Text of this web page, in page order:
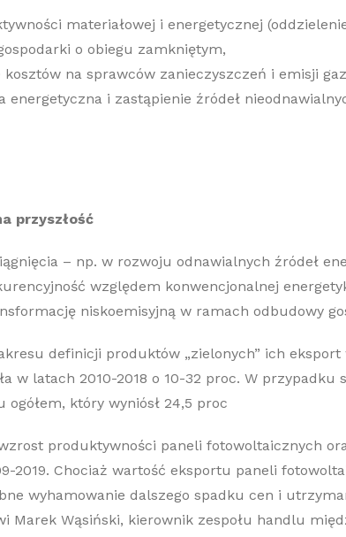
materiałowej i energetycznej
o obiegu zamkniętym,
kosztów na sprawców zanieczyszczeń i emisji
energetyczna i zastąpienie źródeł
przyszłość
– np. w rozwoju odnawialnych źródeł
względem konwencjonalnej
niskoemisyjną w ramach odbudowy
definicji produktów „zielonych” ich
w latach 2010-2018 o 10-32 proc. W
ogółem, który wyniósł 24,5 proc
produktywności paneli fotowoltaicznych
2019. Chociaż wartość eksportu paneli
wyhamowanie dalszego spadku cen i
Marek Wąsiński, kierownik zespołu handlu